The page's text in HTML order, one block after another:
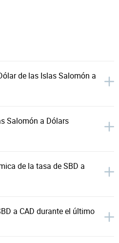
de las Islas Salomón a
Salomón a Dólars
de la tasa de SBD a
a CAD durante el último